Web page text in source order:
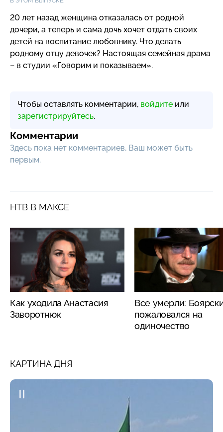
20 лет назад женщина отказалась от родной
дочери, а теперь и сама дочь хочет отдать своих
детей на воспитание любовнику. Что делать
родному отцу девочек? Настоящая семейная драма
– в студии «Говорим и показываем».
Чтобы оставлять комментарии, войдите или
зарегистрируйтесь.
Комментарии
Здесь пока нет комментариев, Ваш может быть
первым.
НТВ В МАКСЕ
Как уходила Анастасия
Заворотнюк
Все умерли:
пожаловался на
одиночество
КАРТИНА ДНЯ